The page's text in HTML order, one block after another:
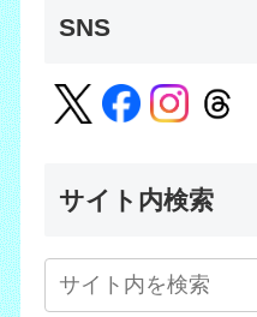
SNS
サイト内検索